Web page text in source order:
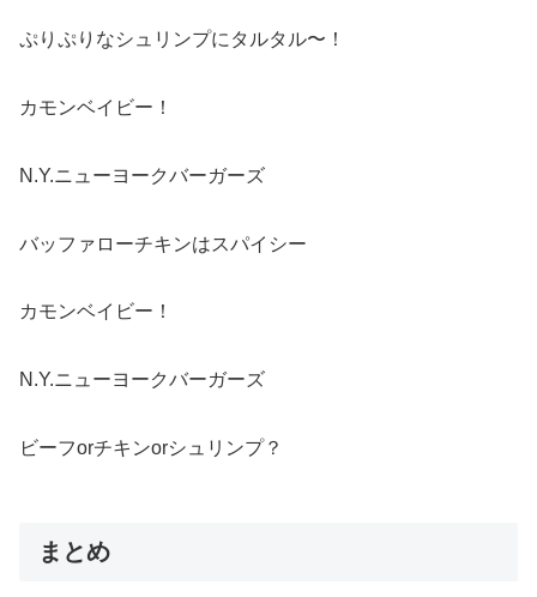
ぷりぷりなシュリンプにタルタル〜！
カモンベイビー！
N.Y.ニューヨークバーガーズ
バッファローチキンはスパイシー
カモンベイビー！
N.Y.ニューヨークバーガーズ
ビーフorチキンorシュリンプ？
まとめ